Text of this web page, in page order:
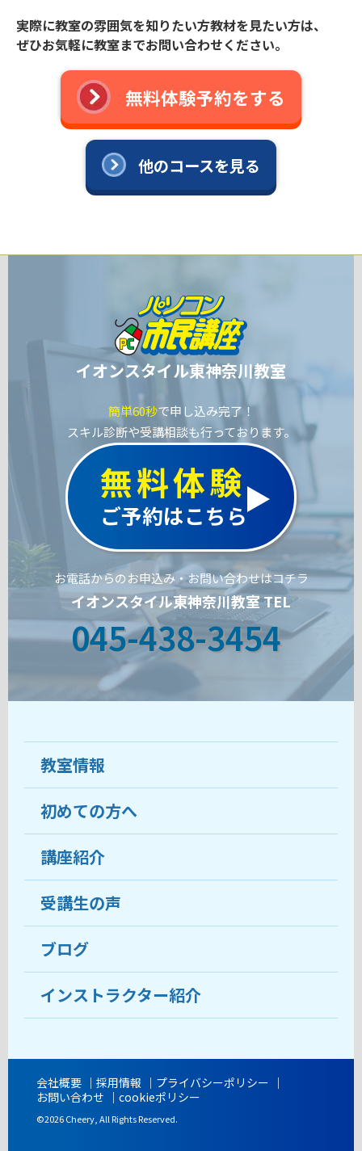
実際に教室の雰囲気を知りたい方教材を見たい方は、
ぜひお気軽に教室までお問い合わせください。
無料体験予約をする
他のコースを見る
イオンスタイル東神奈川教室
簡単60秒で申し込み完了！
スキル診断や受講相談も行っております。
無料体験
ご予約はこちら
お電話からのお申込み・お問い合わせはコチラ
イオンスタイル東神奈川教室 TEL
045-438-3454
教室情報
教室について
受講生の声
おすすめ・人気の講座
目的から講座を探す
教室ブログ
開講時間
初めての方へ
ココがおすすめ
料金
受講までの流れ
よくあるご質問
講座紹介
受講生の声
ブログ
インストラクター紹介
会社概要 採用情報
プライバシーポリシー
お問い合わせ
cookieポリシー
©2026 Cheery, All Rights Reserved.